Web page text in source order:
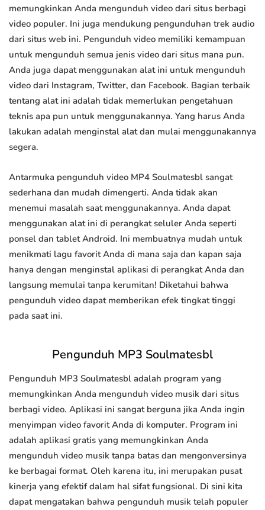
memungkinkan Anda mengunduh video dari situs berbagi
video populer. Ini juga mendukung pengunduhan trek audio
dari situs web ini. Pengunduh video memiliki kemampuan
untuk mengunduh semua jenis video dari situs mana pun.
Anda juga dapat menggunakan alat ini untuk mengunduh
video dari Instagram, Twitter, dan Facebook. Bagian terbaik
tentang alat ini adalah tidak memerlukan pengetahuan
teknis apa pun untuk menggunakannya. Yang harus Anda
lakukan adalah menginstal alat dan mulai menggunakannya
segera.
Antarmuka pengunduh video MP4 Soulmatesbl sangat
sederhana dan mudah dimengerti. Anda tidak akan
menemui masalah saat menggunakannya. Anda dapat
menggunakan alat ini di perangkat seluler Anda seperti
ponsel dan tablet Android. Ini membuatnya mudah untuk
menikmati lagu favorit Anda di mana saja dan kapan saja
hanya dengan menginstal aplikasi di perangkat Anda dan
langsung memulai tanpa kerumitan! Diketahui bahwa
pengunduh video dapat memberikan efek tingkat tinggi
pada saat ini.
Pengunduh MP3 Soulmatesbl
Pengunduh MP3 Soulmatesbl adalah program yang
memungkinkan Anda mengunduh video musik dari situs
berbagi video. Aplikasi ini sangat berguna jika Anda ingin
menyimpan video favorit Anda di komputer. Program ini
adalah aplikasi gratis yang memungkinkan Anda
mengunduh video musik tanpa batas dan mengonversinya
ke berbagai format. Oleh karena itu, ini merupakan pusat
kinerja yang efektif dalam hal sifat fungsional. Di sini kita
dapat mengatakan bahwa pengunduh musik telah populer